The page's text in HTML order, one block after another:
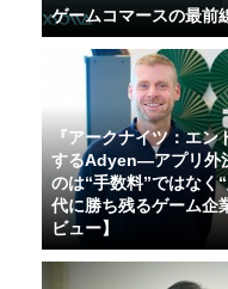
ゲームコマースの最前
『アークナイツ：エ
するAdyen―アプリ外
のは“手数料”ではなく
代に勝ち残るゲーム企
ビュー】